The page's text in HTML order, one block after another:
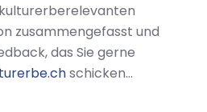
zusammengefasst und
das Sie gerne
schicken…